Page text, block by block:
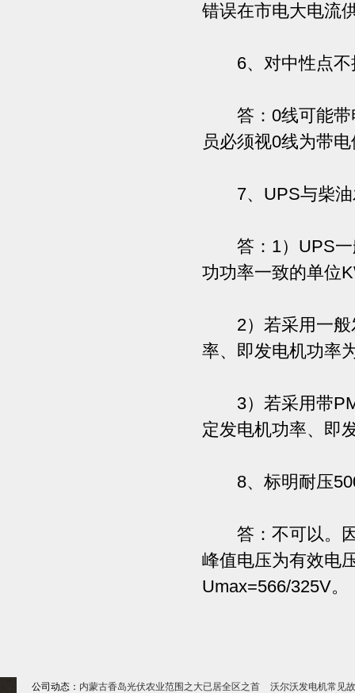
错误在市电大电流
6、对中性点不
答：0线可能带
员必须视0线为带
7、UPS与柴油
答：1）UPS一
功功率一致的单位
2）若采用一般
率、即发电机功率
3）若采用带
定发电机功率、即
8、标明耐压
答：不可以。因
峰值电压为有效电
Umax=566/325V。
公司动态： 内蒙古香岛光伏农业范围之大已居全区之首
沃尔沃发电机常见